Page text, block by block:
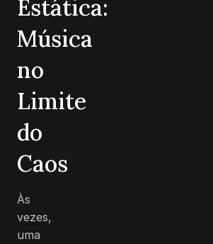
Estática:
Música
no
Limite
do
Caos
Às
vezes,
uma